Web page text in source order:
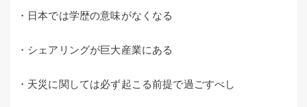
・日本では学歴の意味がなくなる
・シェアリングが巨大産業にある
・天災に関しては必ず起こる前提で過ごすべし